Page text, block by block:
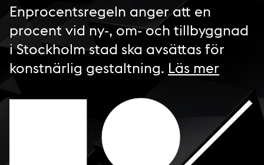
Enprocentsregeln anger att en
procent vid ny-, om- och tillbyggnad
i Stockholm stad ska avsättas för
konstnärlig gestaltning. Läs mer